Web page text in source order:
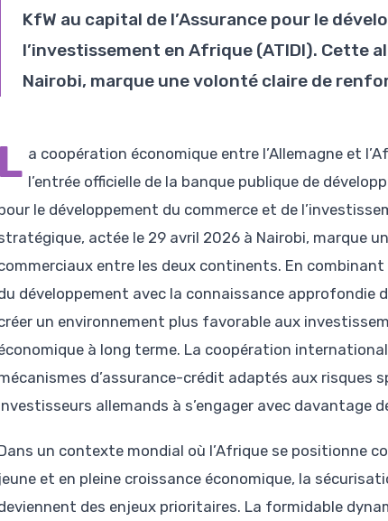
KfW au capital de l’Assurance pour le
l’investissement en Afrique (ATIDI). Cette
Nairobi, marque une volonté claire de
L a coopération économique entre l’Allemagne et
l’entrée officielle de la banque publique de
le développement du commerce et de
actée le 29 avril 2026 à Nairobi, marque
entre les deux continents. En
développement avec la connaissance approfondie
un environnement plus favorable aux
à long terme. La coopération
d’assurance-crédit adaptés aux risques
allemands à s’engager avec davantage
un contexte mondial où l’Afrique se positionne
jeune et en pleine croissance économique, la
des enjeux prioritaires. La formidable